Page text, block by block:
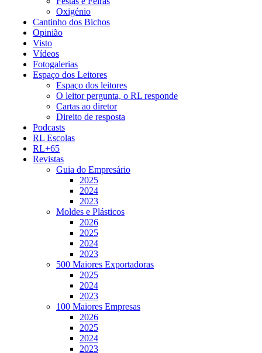
Oxigénio
Cantinho dos Bichos
Opinião
Visto
Vídeos
Fotogalerias
Espaço dos Leitores
Espaço dos leitores
O leitor pergunta, o RL responde
Cartas ao diretor
Direito de resposta
Podcasts
RL Escolas
RL+65
Revistas
Guia do Empresário
2025
2024
2023
Moldes e Plásticos
2026
2025
2024
2023
500 Maiores Exportadoras
2025
2024
2023
100 Maiores Empresas
2026
2025
2024
2023